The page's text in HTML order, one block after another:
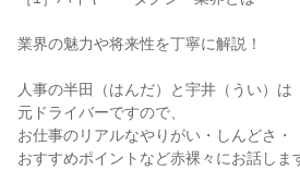
業界の魅力や将来性を丁寧に解説！
人事の半田（はんだ）と宇井（うい）は
元ドライバーですので、
お仕事のリアルなやりがい・しんどさ・
おすすめポイントなど赤裸々にお話しま